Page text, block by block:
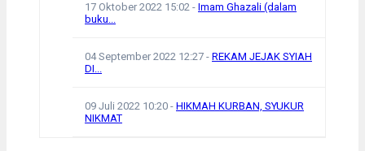
17 Oktober 2022 15:02 - Imam Ghazali (dalam
buku...
04 September 2022 12:27 - REKAM JEJAK SYIAH
DI...
09 Juli 2022 10:20 - HIKMAH KURBAN, SYUKUR
NIKMAT